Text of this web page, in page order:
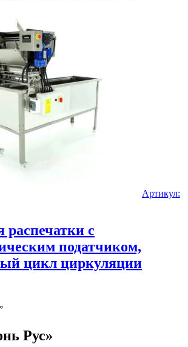
Артикул:
распечатки с
податчиком,
цикл циркуляции
Рус»